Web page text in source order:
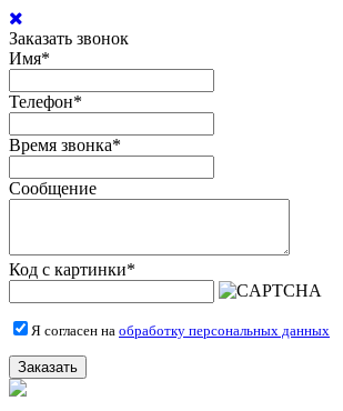
Заказать звонок
Имя*
Телефон*
Время звонка*
Сообщение
Код с картинки*
Я согласен на обработку персональных данных
Заказать